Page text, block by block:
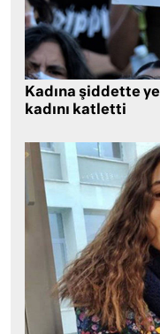
Kadına şiddette
kadını katletti